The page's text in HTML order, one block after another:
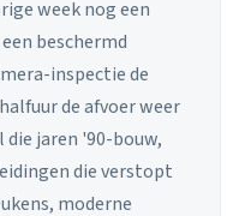
week nog een
beschermd
inspectie de
de afvoer weer
die jaren '90-bouw,
die verstopt
moderne